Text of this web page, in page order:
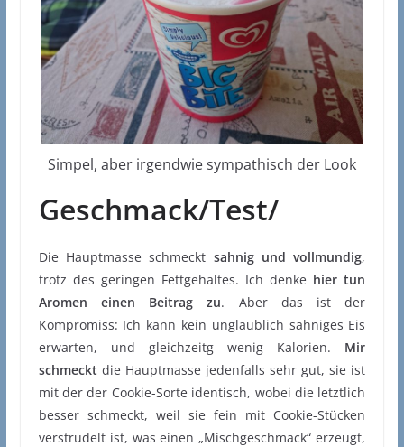
Simpel, aber irgendwie sympathisch der Look
Geschmack/Test/
Die Hauptmasse schmeckt sahnig und vollmundig,
trotz des geringen Fettgehaltes. Ich denke hier tun
Aromen einen Beitrag zu. Aber das ist der
Kompromiss: Ich kann kein unglaublich sahniges Eis
erwarten, und gleichzeitg wenig Kalorien. Mir
schmeckt die Hauptmasse jedenfalls sehr gut, sie ist
mit der der Cookie-Sorte identisch, wobei die letztlich
besser schmeckt, weil sie fein mit Cookie-Stücken
verstrudelt ist, was einen „Mischgeschmack“ erzeugt,